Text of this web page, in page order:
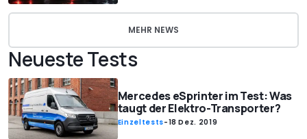
MEHR NEWS
Neueste Tests
Mercedes eSprinter im Test: Was
taugt der Elektro-Transporter?
Einzeltests-18 Dez. 2019